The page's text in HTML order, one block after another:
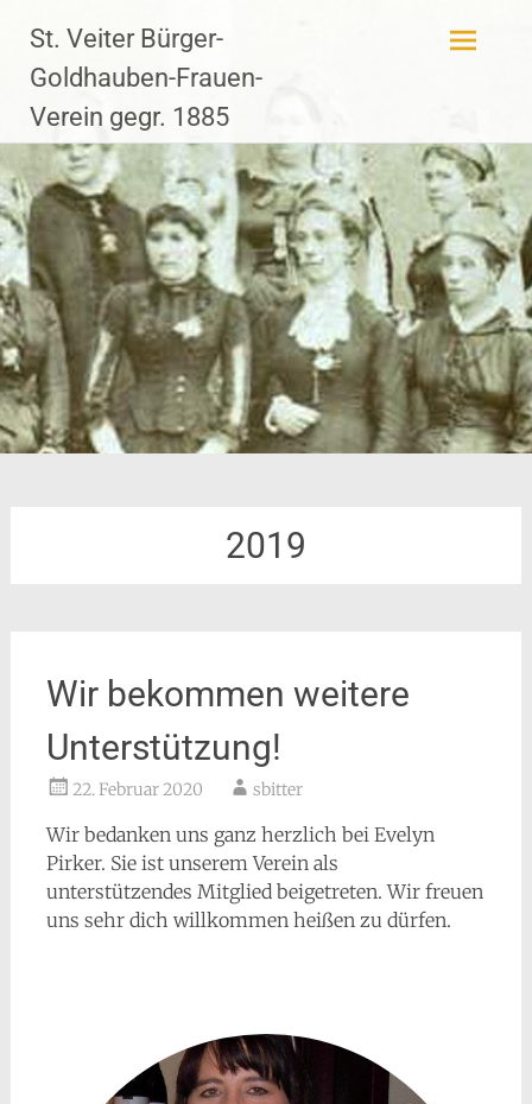
Inhalt
springen
St. Veiter Bürger-
Goldhauben-Frauen-
Verein gegr. 1885
2019
Wir bekommen weitere
Unterstützung!
22. Februar 2020 sbitter
Wir bedanken uns ganz herzlich bei Evelyn
Pirker. Sie ist unserem Verein als
unterstützendes Mitglied beigetreten. Wir freuen
uns sehr dich willkommen heißen zu dürfen.